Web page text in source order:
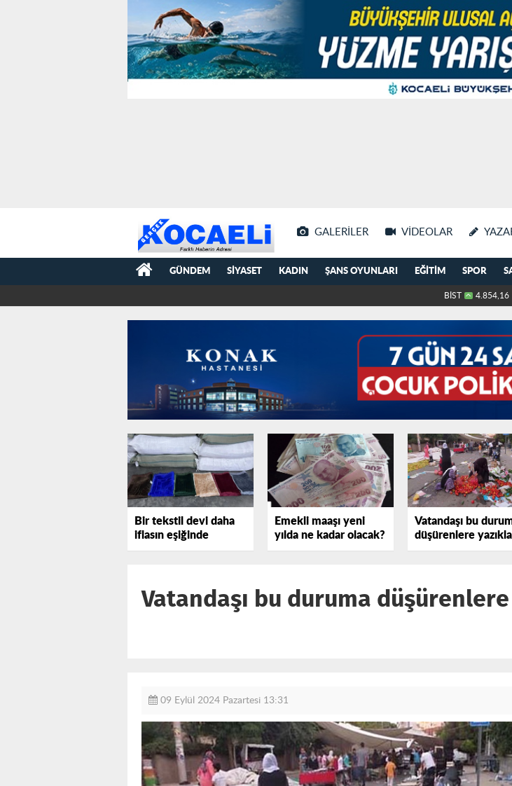
GALERILER VIDEOLAR
GÜNDEM SIYASET KADIN ŞANS OYUNLARI EĞITIM SPOR
BİST 4.854,16
Bir tekstil devi daha
iflasın eşiğinde
Emekli maaşı yeni
yılda ne kadar olacak?
Vatandaşı bu
düşürenlere
olsun!
Vatandaşı bu duruma
09 Eylül 2024 Pazartesi 13:31